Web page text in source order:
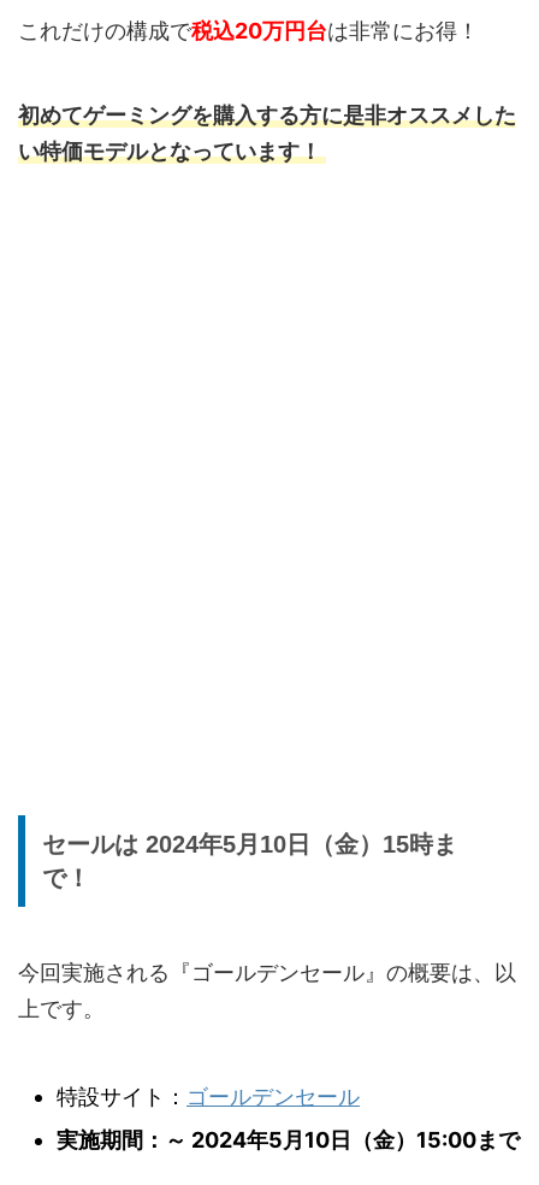
これだけの構成で税込20万円台は非常にお得！
初めてゲーミングを購入する方に是非オススメした
い特価モデルとなっています！
セールは 2024年5月10日（金）15時ま
で！
今回実施される『ゴールデンセール』の概要は、以
上です。
特設サイト： ゴールデンセール
実施期間：～ 2024年5月10日（金）15:00まで